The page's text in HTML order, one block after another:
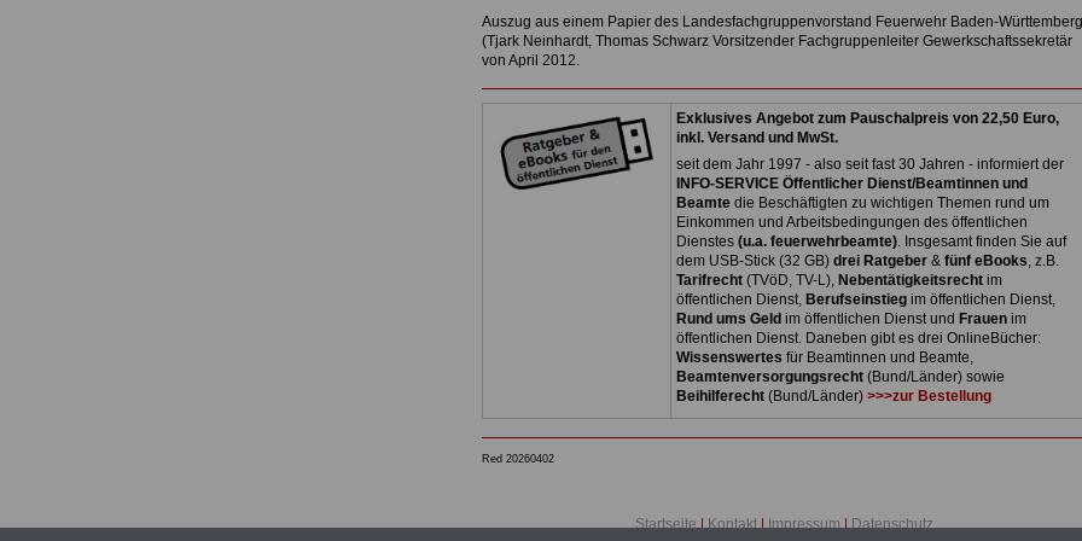
Auszug aus einem Papier des Landesfachgruppenvorstand Feuerwehr Baden-Württemberg
(Tjark Neinhardt, Thomas Schwarz Vorsitzender Fachgruppenleiter Gewerkschaftssekretär
von April 2012.
Exklusives Angebot zum Pauschalpreis von 22,50 Euro,
inkl. Versand und MwSt.
seit dem Jahr 1997 - also seit fast 30 Jahren - informiert der
INFO-SERVICE Öffentlicher Dienst/Beamtinnen und
Beamtedie Beschäftigten zu wichtigen Themen rund um
Einkommen und Arbeitsbedingungen des öffentlichen
Dienstes(u.a. feuerwehrbeamte). Insgesamt finden Sie auf
dem USB-Stick (32 GB) drei Ratgeber& fünf eBooks, z.B.
Tarifrecht(TVöD, TV-L), Nebentätigkeitsrechtim
öffentlichen Dienst, Berufseinstiegim öffentlichen Dienst,
Rund ums Geld im öffentlichen Dienst und Frauenim
öffentlichen Dienst. Daneben gibt es drei OnlineBücher:
Wissenswertes für Beamtinnen und Beamte,
Beamtenversorgungsrecht(Bund/Länder) sowie
Beihilferecht(Bund/Länder) >>>zur Bestellung
Red 20260402
Startseite | Kontakt | Impressum | Datenschutz